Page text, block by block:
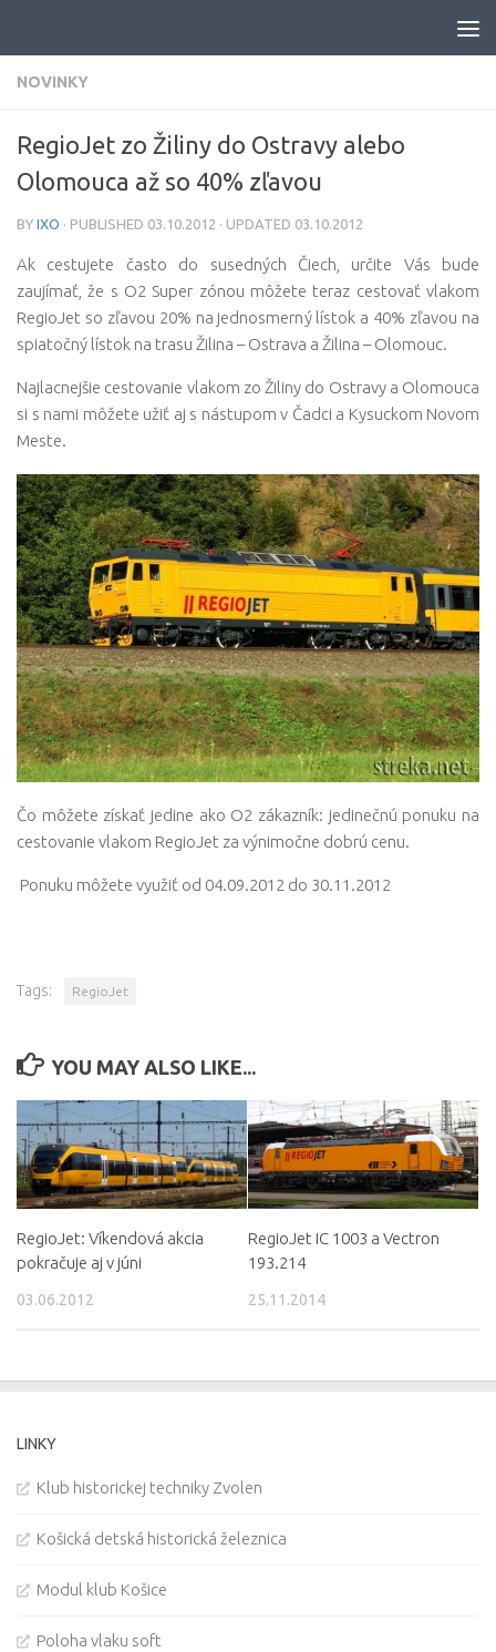
NOVINKY
RegioJet zo Žiliny do Ostravy alebo
Olomouca až so 40% zľavou
BY IXO · PUBLISHED 03.10.2012 · UPDATED 03.10.2012
Ak cestujete často do susedných Čiech, určite Vás bude
zaujímať, že s O2 Super zónou môžete teraz cestovať vlakom
RegioJet so zľavou 20% na jednosmerný lístok a 40% zľavou na
spiatočný lístok na trasu Žilina – Ostrava a Žilina – Olomouc.
Najlacnejšie cestovanie vlakom zo Žiliny do Ostravy a Olomouca
si s nami môžete užiť aj s nástupom v Čadci a Kysuckom Novom
Meste.
Čo môžete získať jedine ako O2 zákazník: jedinečnú ponuku na
cestovanie vlakom RegioJet za výnimočne dobrú cenu.
Ponuku môžete využiť od 04.09.2012 do 30.11.2012
Tags: RegioJet
YOU MAY ALSO LIKE...
RegioJet: Víkendová akcia
pokračuje aj v júni
03.06.2012
RegioJet IC 1003 a Vectron
193.214
25.11.2014
LINKY
Klub historickej techniky Zvolen
Košická detská historická železnica
Modul klub Košice
Poloha vlaku soft